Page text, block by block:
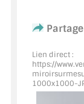
VERRE
LES
Lien direct :
https://
1000x1000-